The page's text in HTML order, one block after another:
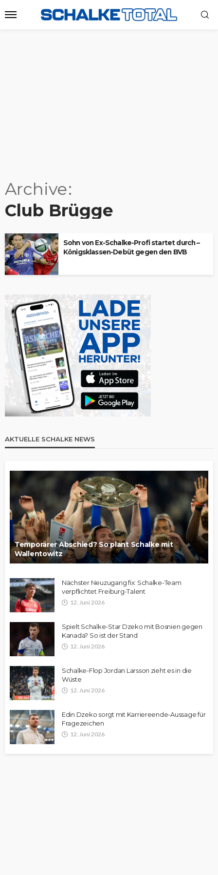
Archive
Club Brügge
Sohn von Ex-Schalke-Profi startet durch –
Königsklassen-Debüt gegen den BVB
AKTUELLE SCHALKE NEWS
Temporärer Abschied? So plant Schalke mit
Wallentowitz
Nächster Neuzugang fix: Schalke-Team
verpflichtet Freiburg-Talent
12. Juni 2026
Spielt Schalke-Star Dzeko mit Bosnien gegen
Kanada? So ist der Stand
12. Juni 2026
Schalke-Flop Jordan Larsson zieht es in die
Wüste
12. Juni 2026
Edin Dzeko sorgt mit Karriereende-Aussage für
Fragezeichen
12. Juni 2026